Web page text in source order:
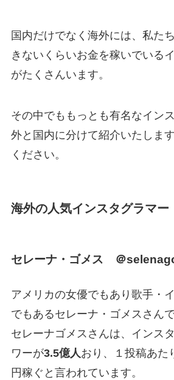
国内だけでなく海外には、私た
きないくらいお金を稼いでいる
がたくさんいます。
その中でももっとも有名なイン
外と国内に分けて紹介いたしま
ください。
海外の人気インスタグラマー
セレーナ・ゴメス ＠
アメリカの女優でもあり歌手・
でもあるセレーナ・ゴメスさんで
セレーナゴメスさんは、インス
ワーが3.5億人おり、１投稿あた
円稼ぐと言われています。